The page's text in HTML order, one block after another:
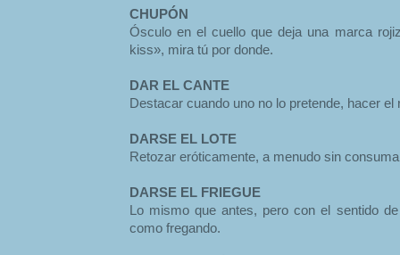
CHUPÓN
Ósculo en el cuello que deja una marca
kiss», mira tú por donde.
DAR EL CANTE
Destacar cuando uno no lo pretende, hacer
DARSE EL LOTE
Retozar eróticamente, a menudo sin
DARSE EL FRIEGUE
Lo mismo que antes, pero con el sentido
como fregando.